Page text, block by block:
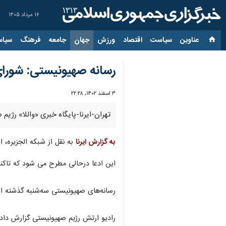
۱۶ مرداد ۱۴۰۵
عناوین‌ سیاست اقتصاد ورزش جهان جامعه فرهنگ
رسانه صهیونیستی:
۳ اسفند ۱۴۰۲، ۲۲:۲۸